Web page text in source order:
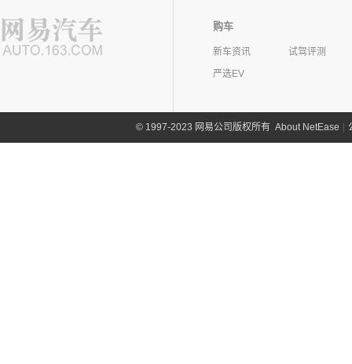
购车
新车资讯
试驾评测
严选EV
©1997-2023 网易公司版权所有 About NetEase